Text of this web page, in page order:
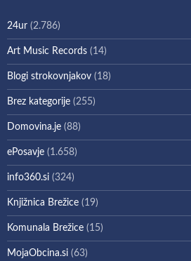
24ur (2.786)
Art Music Records (14)
Blogi strokovnjakov (18)
Brez kategorije (255)
Domovina.je (88)
ePosavje (1.658)
info360.si (324)
Knjižnica Brežice (19)
Komunala Brežice (15)
MojaObcina.si (63)